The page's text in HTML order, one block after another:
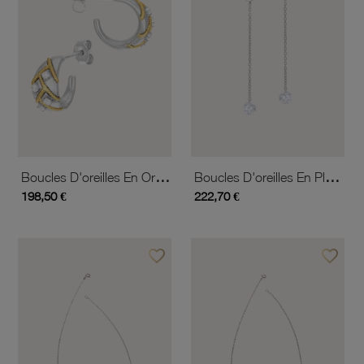
Boucles D'oreilles En Or Jaune Et Argent Rhodié, Oxydes De Zirconium, Tréssées
198,50 €
Boucles D'oreilles En Platine Et Oxydes De Zirconium, Pendantes
222,70 €
favorite_borderAjouter à vos favoris favorite_borderAjouter